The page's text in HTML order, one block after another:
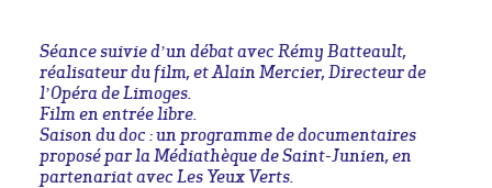
Séance suivie d’un débat avec Rémy Batteault,
réalisateur du film, et Alain Mercier, Directeur de
l’Opéra de Limoges.
Film en entrée libre.
Saison du doc : un programme de documentaires
proposé par la Médiathèque de Saint-Junien, en
partenariat avec Les Yeux Verts.